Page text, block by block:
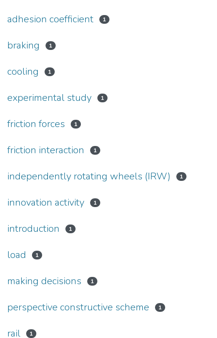
adhesion coefficient 1
braking 1
cooling 1
experimental study 1
friction forces 1
friction interaction 1
independently rotating wheels (IRW) 1
innovation activity 1
introduction 1
load 1
making decisions 1
perspective constructive scheme 1
rail 1